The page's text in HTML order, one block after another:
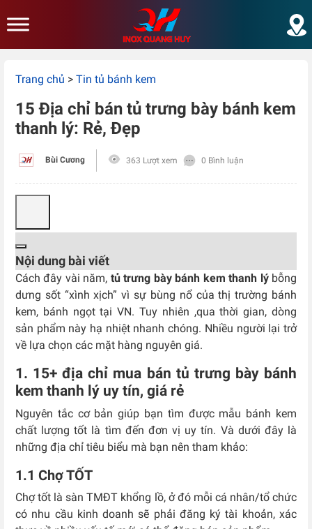
Trang chủ > Tin tủ bánh kem
15 Địa chỉ bán tủ trưng bày bánh kem
thanh lý: Rẻ, Đẹp
Bùi Cương 363 Lượt xem 0 Bình luận
Nội dung bài viết
Cách đây vài năm, tủ trưng bày bánh kem thanh lýbỗng
dưng sốt “xình xịch” vì sự bùng nổ của thị trường bánh
kem, bánh ngọt tại VN. Tuy nhiên ,qua thời gian, dòng
sản phẩm này hạ nhiệt nhanh chóng. Nhiều người lại trở
về lựa chọn các mặt hàng nguyên giá.
1. 15+ địa chỉ mua bán tủ trưng bày bánh
kem thanh lý uy tín, giá rẻ
Nguyên tắc cơ bản giúp bạn tìm được mẫu bánh kem
chất lượng tốt là tìm đến đơn vị uy tín. Và dưới đây là
những địa chỉ tiêu biểu mà bạn nên tham khảo:
1.1 Chợ TỐT
Chợ tốt là sàn TMĐT khổng lồ, ở đó mỗi cá nhân/tổ chức
có nhu cầu kinh doanh sẽ phải đăng ký tài khoản, xác